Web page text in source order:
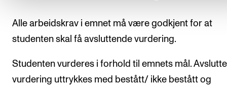
Alle arbeidskrav i emnet må være godkjent for at
studenten skal få avsluttende vurdering.
Studenten vurderes i forhold til emnets mål.
vurdering uttrykkes med bestått/ ikke bestått og